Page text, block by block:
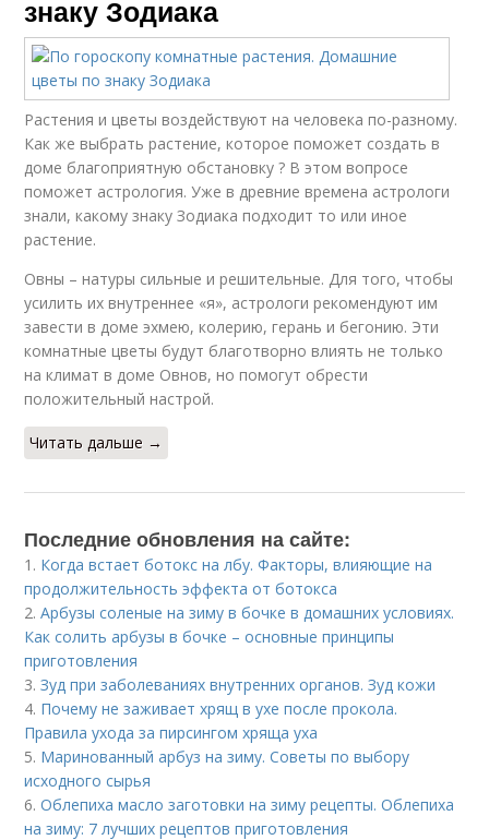
знаку Зодиака
Растения и цветы воздействуют на человека по-разному.
Как же выбрать растение, которое поможет создать в
доме благоприятную обстановку ? В этом вопросе
поможет астрология. Уже в древние времена астрологи
знали, какому знаку Зодиака подходит то или иное
растение.
Овны – натуры сильные и решительные. Для того, чтобы
усилить их внутреннее «я», астрологи рекомендуют им
завести в доме эхмею, колерию, герань и бегонию. Эти
комнатные цветы будут благотворно влиять не только
на климат в доме Овнов, но помогут обрести
положительный настрой.
Читать дальше →
Последние обновления на сайте:
1. Когда встает ботокс на лбу. Факторы, влияющие на
продолжительность эффекта от ботокса
2.Арбузы соленые на зиму в бочке в домашних условиях.
Как солить арбузы в бочке – основные принципы
приготовления
3.Зуд при заболеваниях внутренних органов. Зуд кожи
4. Почему не заживает хрящ в ухе после прокола.
Правила ухода за пирсингом хряща уха
5. Маринованный арбуз на зиму. Советы по выбору
исходного сырья
6.Облепиха масло заготовки на зиму рецепты. Облепиха
на зиму: 7 лучших рецептов приготовления